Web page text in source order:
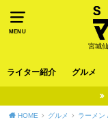
MENU
宮城
ライター紹介 グルメ
HOME グルメ ラーメン